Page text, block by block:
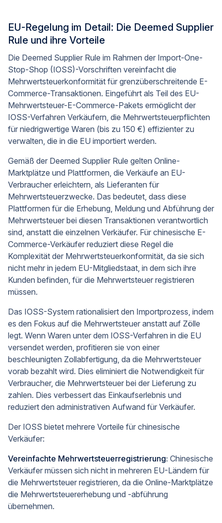
EU-Regelung im Detail: Die Deemed Supplier
Rule und ihre Vorteile
Die Deemed Supplier Rule im Rahmen der Import-One-
Stop-Shop (IOSS)-Vorschriften vereinfacht die
Mehrwertsteuerkonformität für grenzüberschreitende E-
Commerce-Transaktionen. Eingeführt als Teil des EU-
Mehrwertsteuer-E-Commerce-Pakets ermöglicht der
IOSS-Verfahren Verkäufern, die Mehrwertsteuerpflichten
für niedrigwertige Waren (bis zu 150 €) effizienter zu
verwalten, die in die EU importiert werden.
Gemäß der Deemed Supplier Rule gelten Online-
Marktplätze und Plattformen, die Verkäufe an EU-
Verbraucher erleichtern, als Lieferanten für
Mehrwertsteuerzwecke. Das bedeutet, dass diese
Plattformen für die Erhebung, Meldung und Abführung der
Mehrwertsteuer bei diesen Transaktionen verantwortlich
sind, anstatt die einzelnen Verkäufer. Für chinesische E-
Commerce-Verkäufer reduziert diese Regel die
Komplexität der Mehrwertsteuerkonformität, da sie sich
nicht mehr in jedem EU-Mitgliedstaat, in dem sich ihre
Kunden befinden, für die Mehrwertsteuer registrieren
müssen.
Das IOSS-System rationalisiert den Importprozess, indem
es den Fokus auf die Mehrwertsteuer anstatt auf Zölle
legt. Wenn Waren unter dem IOSS-Verfahren in die EU
versendet werden, profitieren sie von einer
beschleunigten Zollabfertigung, da die Mehrwertsteuer
vorab bezahlt wird. Dies eliminiert die Notwendigkeit für
Verbraucher, die Mehrwertsteuer bei der Lieferung zu
zahlen. Dies verbessert das Einkaufserlebnis und
reduziert den administrativen Aufwand für Verkäufer.
Der IOSS bietet mehrere Vorteile für chinesische
Verkäufer:
Vereinfachte Mehrwertsteuerregistrierung: Chinesische
Verkäufer müssen sich nicht in mehreren EU-Ländern für
die Mehrwertsteuer registrieren, da die Online-Marktplätze
die Mehrwertsteuererhebung und -abführung
übernehmen.